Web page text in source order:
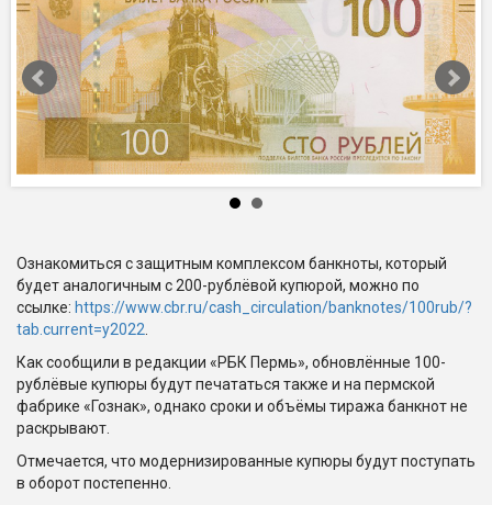
Ознакомиться с защитным комплексом банкноты, который
будет аналогичным с 200-рублёвой купюрой, можно по
ссылке: https://www.cbr.ru/cash_circulation/banknotes/100rub/?
tab.current=y2022
Как сообщили в редакции «РБК Пермь», обновлённые 100-
рублёвые купюры будут печататься также и на пермской
фабрике «Гознак», однако сроки и объёмы тиража банкнот не
раскрывают.
Отмечается, что модернизированные купюры будут поступать
в оборот постепенно.